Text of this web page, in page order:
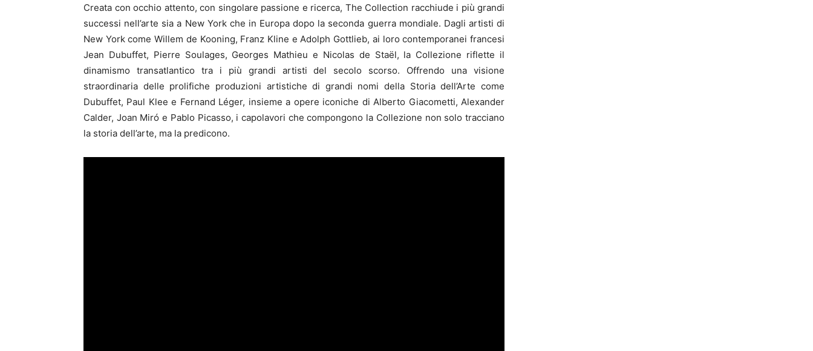
Creata con occhio attento, con singolare passione e ricerca, The Collection racchiude i più grandi
successi nell’arte sia a New York che in Europa dopo la seconda guerra mondiale. Dagli artisti di
New York come Willem de Kooning, Franz Kline e Adolph Gottlieb, ai loro contemporanei francesi
Jean Dubuffet, Pierre Soulages, Georges Mathieu e Nicolas de Staël, la Collezione riflette il
dinamismo transatlantico tra i più grandi artisti del secolo scorso. Offrendo una visione
straordinaria delle prolifiche produzioni artistiche di grandi nomi della Storia dell’Arte come
Dubuffet, Paul Klee e Fernand Léger, insieme a opere iconiche di Alberto Giacometti, Alexander
Calder, Joan Miró e Pablo Picasso, i capolavori che compongono la Collezione non solo tracciano
la storia dell’arte, ma la predicono.